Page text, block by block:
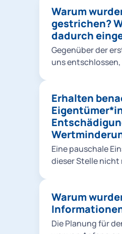
insgesamt 73
bestellt.
durch einen
Die vorhandenen
effizient wie
die
Jahre
Warum
gestrichen?
dadurch
Gegenüber der
uns
die kommunalen
wurde rund ein
veranschlagten
Der größte Posten
Abstellhallen.
Einsparungen auf
Erhalten
Eine pauschale
dieser Stelle
von Oberbayern
Warum
Die Planung für